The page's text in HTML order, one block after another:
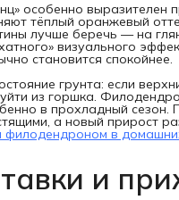
особенно выразителен
тёплый оранжевый
лучше беречь — на
визуального
становится спокойнее.
грунта: если
из горшка.
в прохладный
а новый прирост
филодендроном в
и